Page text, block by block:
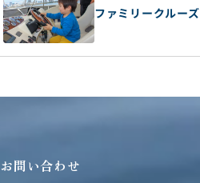
ファミリークルーズ
お問い合わせ